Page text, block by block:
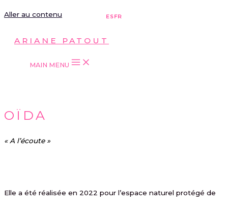
ESFR
Aller au contenu
ARIANE PATOUT
MAIN MENU
OÏDA
« A l’écoute »
Elle a été réalisée en 2022 pour l’espace naturel protégé de